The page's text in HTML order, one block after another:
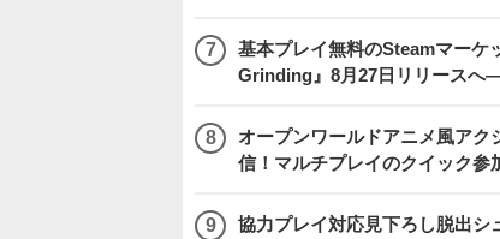
基本プレイ無料のSteamマーケ
Grinding』8月27日リリースへ
オープンワールドアニメ風ア
信！マルチプレイのクイック参
協力プレイ対応見下ろし脱出